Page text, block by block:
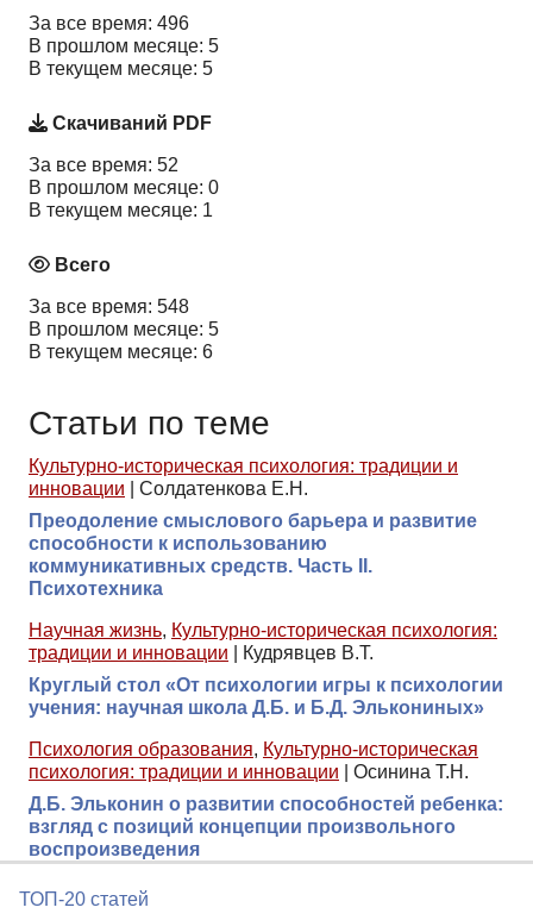
За все время: 496
В прошлом месяце: 5
В текущем месяце: 5
Скачиваний PDF
За все время: 52
В прошлом месяце: 0
В текущем месяце: 1
Всего
За все время: 548
В прошлом месяце: 5
В текущем месяце: 6
Статьи по теме
Культурно-историческая психология: традиции и
инновации
Солдатенкова Е.Н.
Преодоление смыслового барьера и развитие
способности к использованию
коммуникативных средств. Часть II.
Психотехника
Научная жизнь, Культурно-историческая психология:
традиции и инновации
Кудрявцев В.Т.
Круглый стол «От психологии игры к психологии
учения: научная школа Д.Б. и Б.Д. Элькониных»
Психология образования, Культурно-историческая
психология: традиции и инновации
Осинина Т.Н.
Д.Б. Эльконин о развитии способностей ребенка:
взгляд с позиций концепции произвольного
воспроизведения
ТОП-20 статей